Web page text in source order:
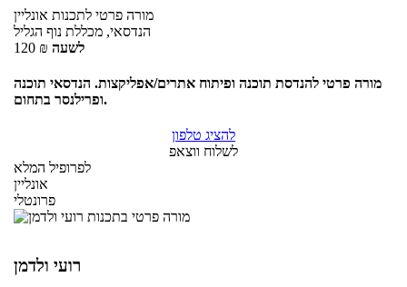
מורה פרטי לתכנות אונליין
הנדסאי, מכללת נוף הגליל
120 ₪ לשעה
מורה פרטי להנדסת תוכנה ופיתוח אתרים/אפליקצות. הנדסאי תוכנה
ופרילנסר בתחום.
להציג טלפון
לשלוח ווצאפ
לפרופיל המלא
אונליין
פרונטלי
רועי ולדמן